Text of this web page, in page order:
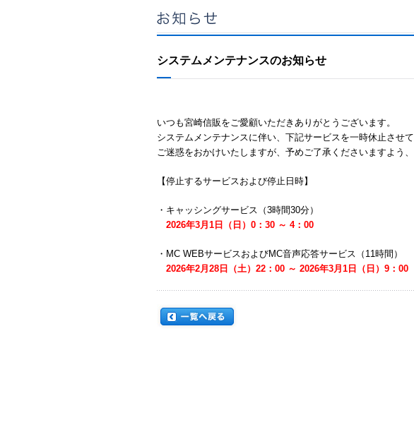
システムメンテナンスのお知らせ
いつも宮崎信販をご愛顧いただきありがとうございます。
システムメンテナンスに伴い、下記サービスを一時休止させて
ご迷惑をおかけいたしますが、予めご了承くださいますよう、
【停止するサービスおよび停止日時】
・キャッシングサービス（3時間30分）
2026年3月1日（日）0：30 ～ 4：00
・MC WEBサービスおよびMC音声応答サービス（11時間）
2026年2月28日（土）22：00 ～ 2026年3月1日（日）9：00